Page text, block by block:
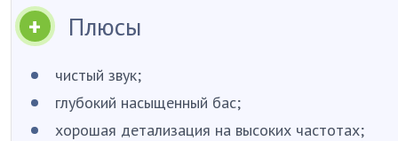
Плюсы
чистый звук;
глубокий насыщенный бас;
хорошая детализация на высоких частотах;